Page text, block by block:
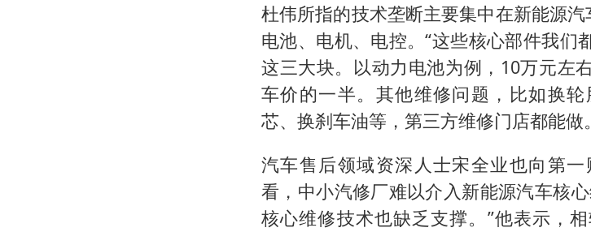
杜伟所指的技术垄断主要集中在新能源汽
电池、电机、电控。“这些核心部件我们
这三大块。以动力电池为例，10万元左
车价的一半。其他维修问题，比如换
芯、换刹车油等，第三方维修门店都能做
汽车售后领域资深人士宋全业也向第
看，中小汽修厂难以介入新能源汽车核
核心维修技术也缺乏支撑。”他表示，